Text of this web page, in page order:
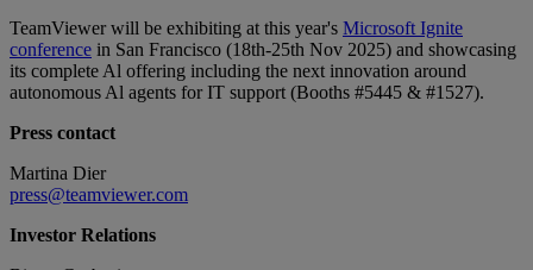
TeamViewer will be exhibiting at this year's Microsoft Ignite
conference in San Francisco (18th-25th Nov 2025) and showcasing
its complete Al offering including the next innovation around
autonomous Al agents for IT support (Booths #5445 & #1527).
Press contact
Martina Dier
press@teamviewer.com
Investor Relations